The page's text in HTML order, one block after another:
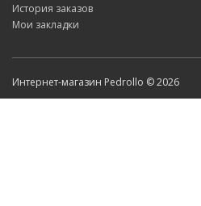
История заказов
Мои закладки
Интернет-магазин Pedrollo © 2026